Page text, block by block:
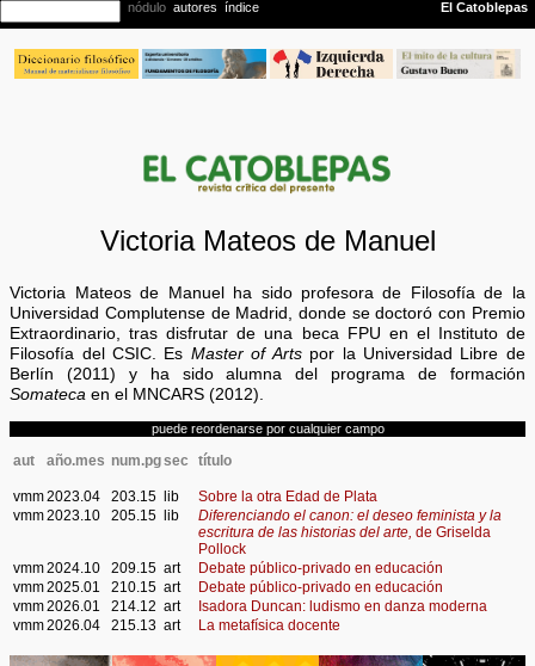
Victoria Mateos de Manuel
Victoria Mateos de Manuel ha sido profesora de Filosofía de la
Universidad Complutense de Madrid, donde se doctoró con Premio
Extraordinario, tras disfrutar de una beca FPU en el Instituto de
Filosofía del CSIC. Es Master of Artspor la Universidad Libre de
Berlín (2011) y ha sido alumna del programa de formación
Somateca en el MNCARS (2012).
puede reordenarse por cualquier campo
aut año.mes num.pgsec título
vmm2023.04 203.15 lib
Sobre la otra Edad de Plata
vmm2023.10 205.15 lib
Diferenciando el canon: el deseo feminista y la
escritura de las historias del arte, de Griselda
Pollock
vmm2024.10 209.15 art
Debate público-privado en educación
vmm2025.01 210.15 art
Debate público-privado en educación
vmm2026.01 214.12 art
Isadora Duncan: ludismo en danza moderna
vmm2026.04 215.13 art La metafísica docente